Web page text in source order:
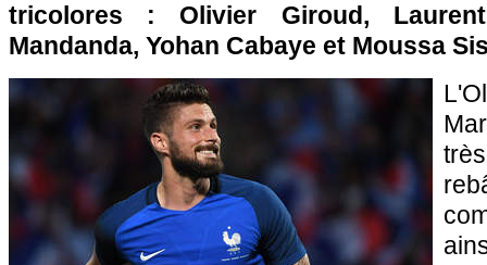
tricolores : Olivier Giroud,
Mandanda, Yohan Cabaye et Moussa